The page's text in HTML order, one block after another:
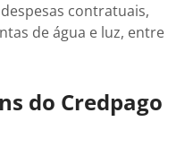
contratuais,
de água e luz, entre
do Credpago